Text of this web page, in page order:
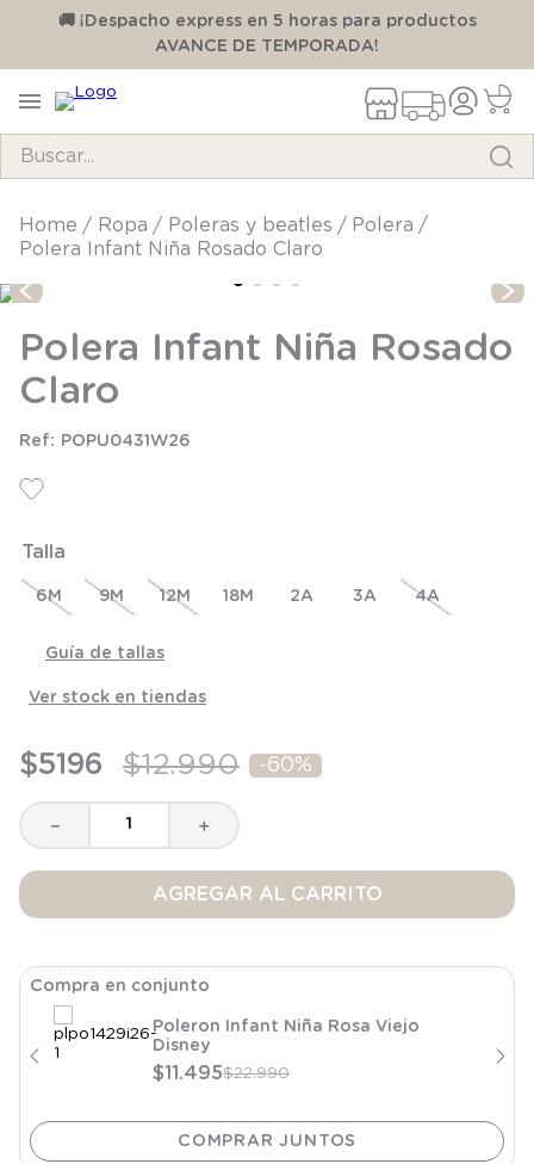
🚚 ¡Despacho express en 5 horas para productos
AVANCE DE TEMPORADA!
ropa poleras y beatles
polera
Polera Infant Niña Rosado Claro
Polera Infant Niña Rosado
Claro
POPU0431W26
Talla
6M 9M 12M 18M 2A 3A 4A
Guía de tallas
Ver stock en tiendas
$5196 $12.990 -60%
＋
－
AGREGAR AL CARRITO
Compra en conjunto
Poleron Infant Niña Rosa Viejo
Disney
$11.495$22.990
TÉRMINOS MÁS BUSCADOS
3.
zapatillas
4
body
5
manta
8.
9.
saco dormir